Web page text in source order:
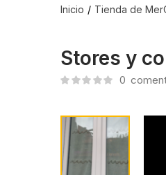
Inicio Tienda de
Stores y
0